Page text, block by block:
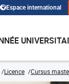
Espace international
Licence Cursus